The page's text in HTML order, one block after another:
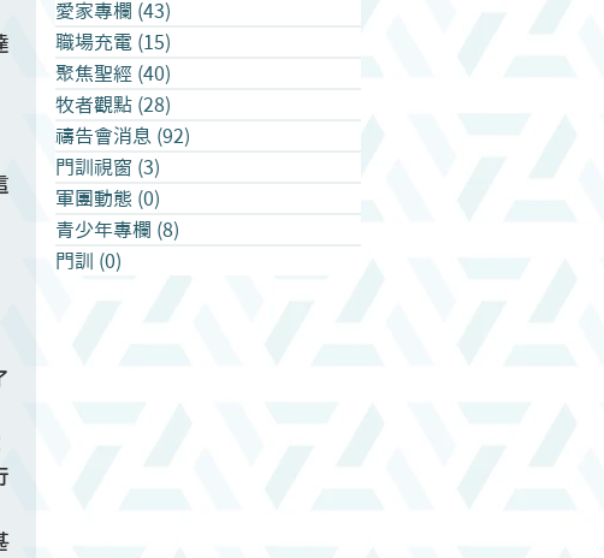
愛家專欄 (43)
職場充電 (15)
聚焦聖經 (40)
牧者觀點 (28)
禱告會消息 (92)
門訓視窗 (3)
軍團動態 (0)
青少年專欄 (8)
門訓
(0)